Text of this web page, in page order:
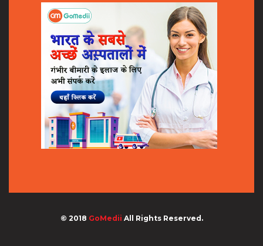
© 2018 GoMedii All Rights Reserved.